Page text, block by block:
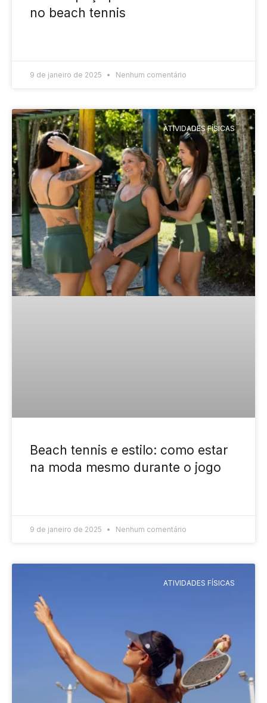
no beach tennis
9 de janeiro de 2025 Nenhum comentário
ATIVIDADES FÍSICAS
Beach tennis e estilo: como estar
na moda mesmo durante o jogo
9 de janeiro de 2025 Nenhum comentário
ATIVIDADES FÍSICAS